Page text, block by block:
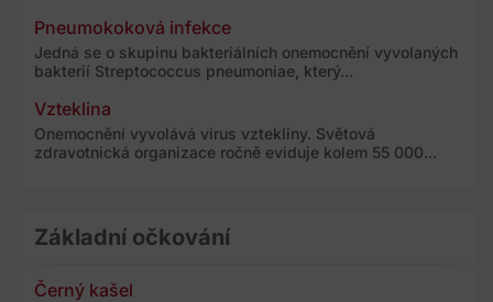
Pneumokoková infekce
Jedná se o skupinu bakteriálních onemocnění vyvolaných
bakterií Streptococcus pneumoniae, který...
Vzteklina
Onemocnění vyvolává virus vztekliny. Světová
zdravotnická organizace ročně eviduje kolem 55 000...
Základní očkování
Černý kašel